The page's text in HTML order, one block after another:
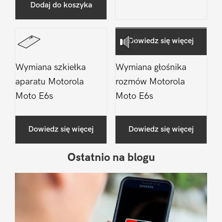
Dodaj do koszyka
Dowiedz się więcej
Wymiana szkiełka
aparatu Motorola
Moto E6s
Dowiedz się więcej
Wymiana głośnika
rozmów Motorola
Moto E6s
Dowiedz się więcej
Sidebar
Ostatnio na blogu